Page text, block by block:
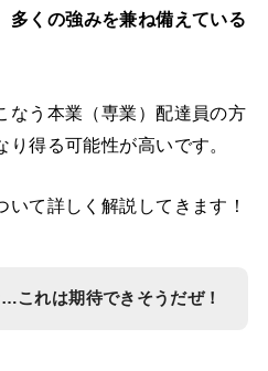
多くの強みを兼ね備えている
なう本業（専業）配達員の方
得る可能性が高いです。
て詳しく解説してきます！
これは期待できそうだぜ！